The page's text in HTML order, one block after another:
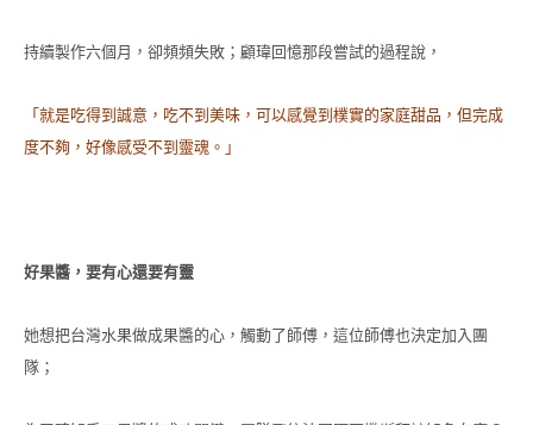
持續製作六個月，卻頻頻失敗；顧瑋回憶那段嘗試的過程說，
「就是吃得到誠意，吃不到美味，可以感覺到樸實的家庭甜品，但完成
度不夠，好像感受不到靈魂。」
好果醬，要有心還要有靈
她想把台灣水果做成果醬的心，觸動了師傅，這位師傅也決定加入團
隊；